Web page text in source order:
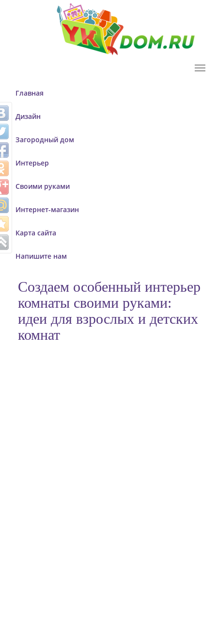
T
Главная
Дизайн
Загородный дом
Интерьер
Своими руками
Интернет-магазин
Карта сайта
Напишите нам
Создаем особенный интерьер
комнаты своими руками:
идеи для взрослых и детских
комнат